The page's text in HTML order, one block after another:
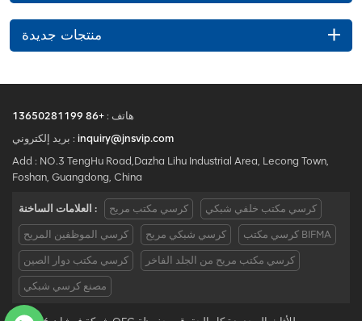
منتجات جديدة
هاتف : +86 13650281199
بريد إلكتروني : inquiry@jnsvip.com
Add : NO.3 TengHu Road,Dazha Lihu Industrial Area, Lecong Town,
Foshan, Guangdong, China
العلامات الساخنة : كرسي مكتب مريح كرسي مكتب خلفي شبكي
كرسي الموظفين المريح كرسي شبكي مريح كرسي مكتب BIFMA
كرسي مكتب دوار الصين كرسي مكتب مريح من الجلد الفاخر
مصنع كرسي شبكي